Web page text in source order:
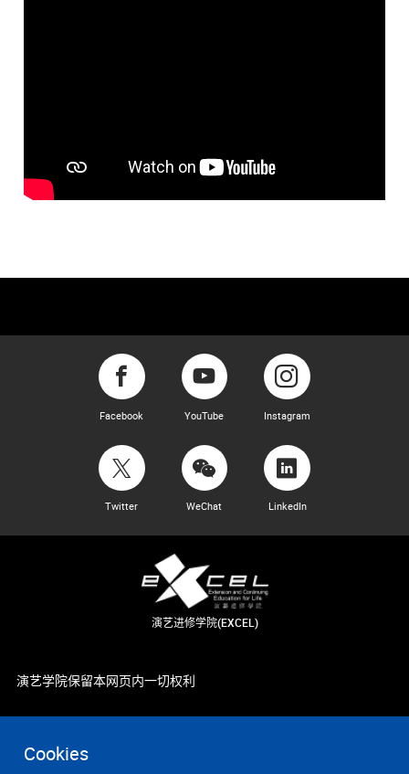
Cookies
Facebook YouTube Instagram
Twitter WeChat LinkedIn
演艺进修学院(EXCEL)
演艺学院保留本网页内一切权利